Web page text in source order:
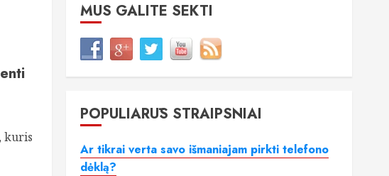
kuris
MUS GALITE SEKTI
POPULIARŪS STRAIPSNIAI
Ar tikrai verta savo išmaniajam pirkti telefono
dėklą?